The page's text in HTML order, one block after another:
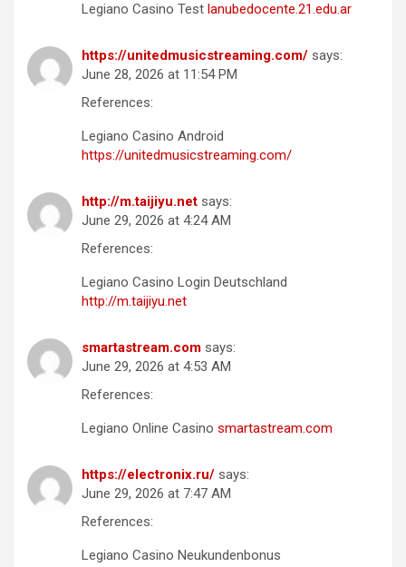
Legiano Casino Test lanubedocente.21.edu.ar
https://unitedmusicstreaming.com/ says:
June 28, 2026 at 11:54 PM
References:
Legiano Casino Android
https://unitedmusicstreaming.com/
http://m.taijiyu.net says:
June 29, 2026 at 4:24 AM
References:
Legiano Casino Login Deutschland
http://m.taijiyu.net
smartastream.com says:
June 29, 2026 at 4:53 AM
References:
Legiano Online Casino smartastream.com
https://electronix.ru/ says:
June 29, 2026 at 7:47 AM
References:
Legiano Casino Neukundenbonus